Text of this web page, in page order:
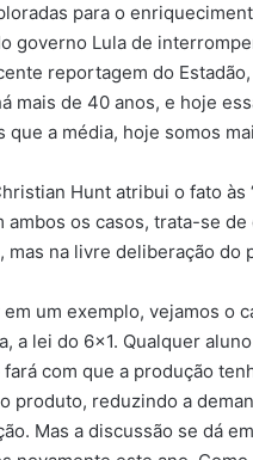
para o
governo Lula de
reportagem do
mais de 40 anos, e hoje
que a média, hoje somos
Hunt atribui o fato
ambos os casos, trata-se
mas na livre deliberação do
em um exemplo, vejamos o
a lei do 6×1. Qualquer
com que a produção
produto, reduzindo a
Mas a discussão se dá